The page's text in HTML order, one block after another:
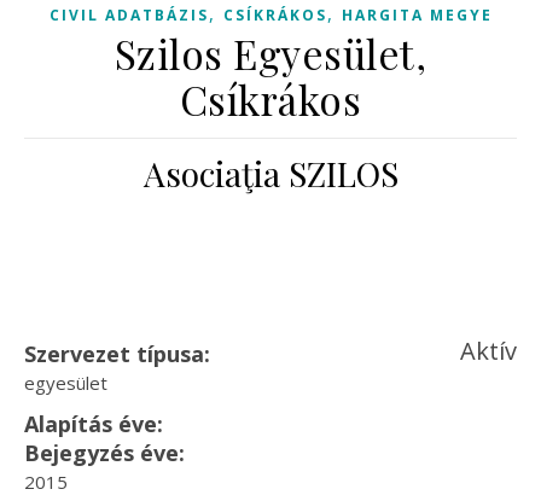
CIVIL ADATBÁZIS, CSÍKRÁKOS, HARGITA MEGYE
Szilos Egyesület,
Csíkrákos
Asociaţia SZILOS
Szervezet típusa:
egyesület
Aktív
Alapítás éve:
Bejegyzés éve:
2015